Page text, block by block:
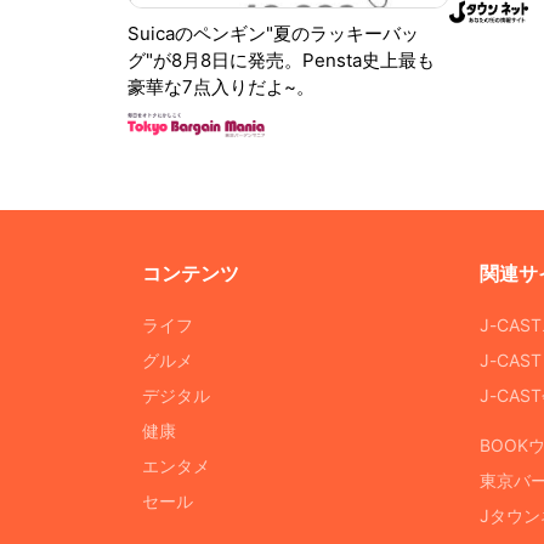
Suicaのペンギン"夏のラッキーバッ
グ"が8月8日に発売。Pensta史上最も
豪華な7点入りだよ~。
コンテンツ
ライフ
グルメ
デジタル
健康
エンタメ
セール
関連サ
J-
J-
J-
BOOK
東京バ
Jタウン